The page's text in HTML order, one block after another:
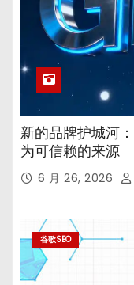
新的品牌护城河
为可信赖的来源
6 月 26, 2026
谷歌SEO